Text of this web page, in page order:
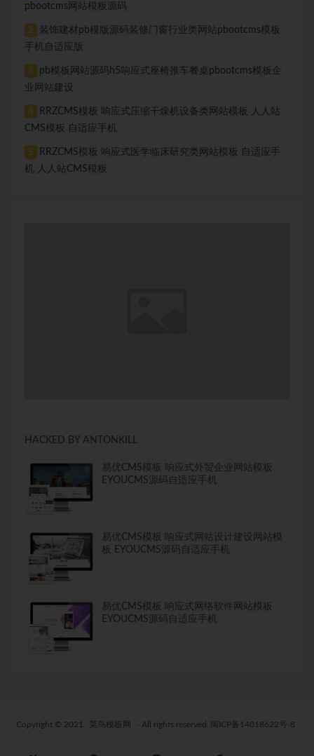
pbootcms网站模板源码
2
装饰建材pb模版源码装修门窗行业类网站pbootcms模板
手机自适应版
3
pb模板网站源码h5响应式座椅推车餐桌pbootcms模板企
业网站建设
4
RRZCMS模板 响应式压缩干燥机设备类网站模板 人人站
CMS模板 自适应手机
5
RRZCMS模板 响应式医学临床研究类网站模板 自适应手
机 人人站CMS模板
HACKED BY ANTONKILL
易优CMS模板 响应式外贸企业网站模板
EYOUCMS源码自适应手机
易优CMS模板 响应式网站设计建设网站模
板 EYOUCMS源码自适应手机
易优CMS模板 响应式网络软件网站模板
EYOUCMS源码自适应手机
Copyright © 2021 菜鸟模板网 - All rights reserved 闽ICP备14018622号-8